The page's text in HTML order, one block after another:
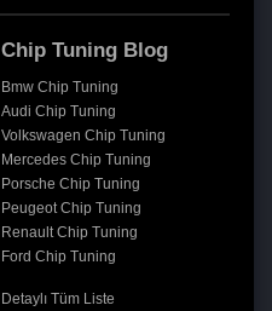
Chip Tuning Blog
Bmw Chip Tuning
Audi Chip Tuning
Volkswagen Chip Tuning
Mercedes Chip Tuning
Porsche Chip Tuning
Peugeot Chip Tuning
Renault Chip Tuning
Ford Chip Tuning
Detaylı Tüm Liste